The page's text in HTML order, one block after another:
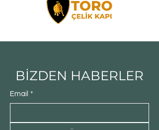
BİZDEN HABERLER
Email *